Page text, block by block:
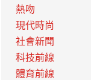
熱吻
現代時尚
社會新聞
科技前線
體育前線